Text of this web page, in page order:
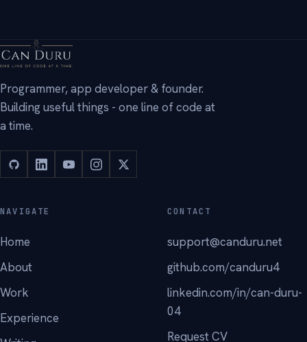
Programmer, app developer & founder.
Building useful things - one line of code at
a time.
NAVIGATE
Home
About
Work
Experience
CONTACT
support@canduru.net
github.com/canduru4
linkedin.com/in/can-duru-
04
Request CV